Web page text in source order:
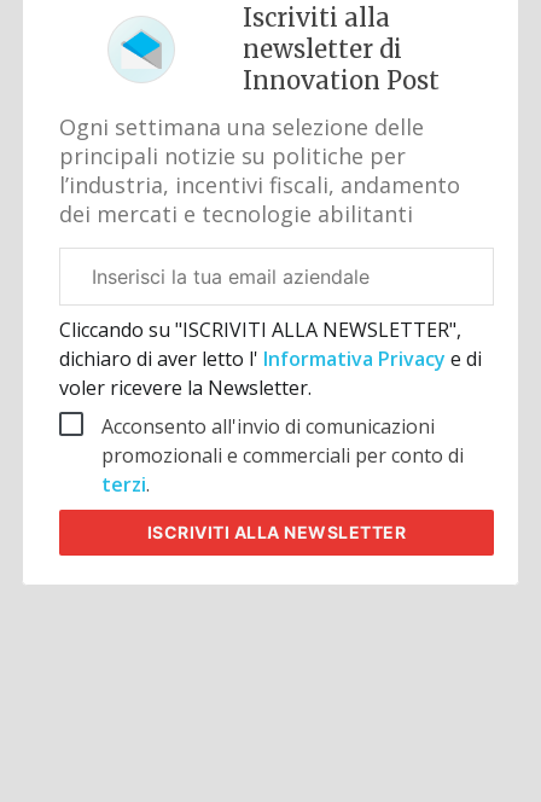
Iscriviti alla
newsletter di
Innovation Post
Ogni settimana una selezione delle
principali notizie su politiche per
l’industria, incentivi fiscali, andamento
dei mercati e tecnologie abilitanti
aziendale
Cliccando su "ISCRIVITI ALLA NEWSLETTER",
dichiaro di aver letto l' Informativa Privacye di
voler ricevere la Newsletter.
Acconsento all'invio di comunicazioni
promozionali e commerciali per conto di
terzi.
ISCRIVITI ALLA NEWSLETTER